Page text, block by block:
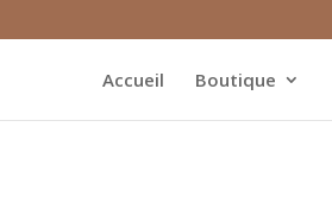
Accueil Boutique